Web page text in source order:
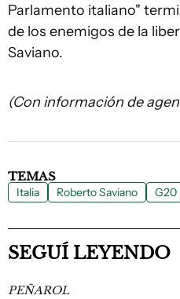
Parlamento italiano"
de los enemigos de la
Saviano.
(Con información de
TEMAS
Italia Roberto Saviano G20
SEGUÍ LEYENDO
PEÑAROL